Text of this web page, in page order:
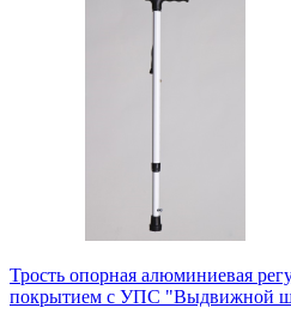
Трость опорная алюминиевая
покрытием с УПС "Выдвижной